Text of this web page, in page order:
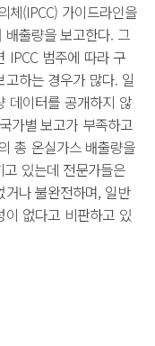
체(IPCC) 가이드라인을
출량을 보고한다. 그
IPCC 범주에 따라 구
하는 경우가 많다. 일
데이터를 공개하지 않
가별 보고가 부족하고
총 온실가스 배출량을
있는데 전문가들은
나 불완전하며, 일반
없다고 비판하고 있